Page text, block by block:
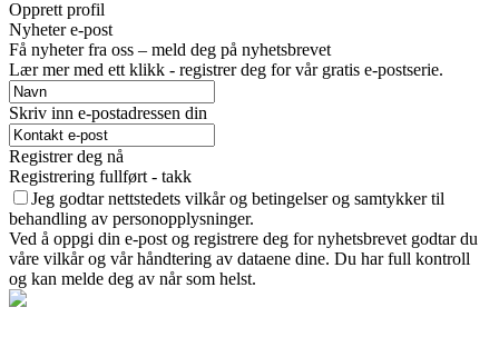
Opprett profil
Nyheter e-post
Få nyheter fra oss – meld deg på nyhetsbrevet
Lær mer med ett klikk - registrer deg for vår gratis e-postserie.
Skriv inn e-postadressen din
Registrer deg nå
Registrering fullført - takk
Jeg godtar nettstedets vilkår og betingelser og samtykker til
behandling av personopplysninger.
Ved å oppgi din e-post og registrere deg for nyhetsbrevet godtar du
våre vilkår og vår håndtering av dataene dine. Du har full kontroll
og kan melde deg av når som helst.